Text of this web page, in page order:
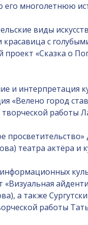
его многолетнюю
виды
красавица с
проект «Сказка о
и интерпретация
«Велено город
работы
театра актёра и
а также
работы